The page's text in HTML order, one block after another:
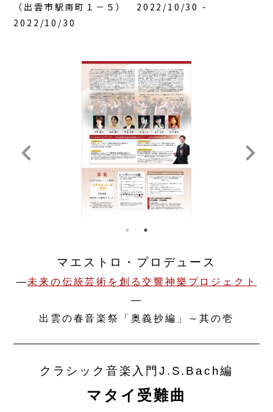
（出雲市駅南町１－５） 2022/10/30 -
2022/10/30
keyboard_arrow_left keyboard_arrow_right
マエストロ・プロデュース
―未来の伝統芸術を創る交響神樂プロジェクト
―
出雲の春音楽祭「奥義抄編」～其の壱
クラシック音楽入門J.S.Bach編
マタイ受難曲